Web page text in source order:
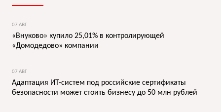
07 АВГ
«Внуково» купило 25,01% в контролирующей
«Домодедово» компании
07 АВГ
Адаптация ИТ-систем под российские сертификаты
безопасности может стоить бизнесу до 50 млн рублей